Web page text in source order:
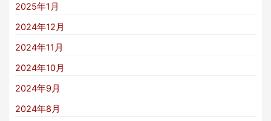
2025年1月
2024年12月
2024年11月
2024年10月
2024年9月
2024年8月